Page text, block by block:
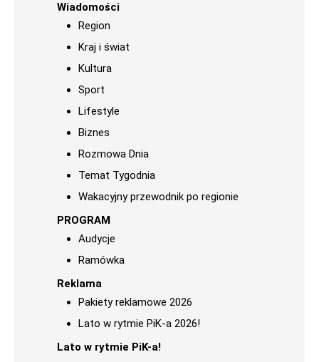
Wiadomości
Region
Kraj i świat
Kultura
Sport
Lifestyle
Biznes
Rozmowa Dnia
Temat Tygodnia
Wakacyjny przewodnik po regionie
PROGRAM
Audycje
Ramówka
Reklama
Pakiety reklamowe 2026
Lato w rytmie PiK-a 2026!
Lato w rytmie PiK-a!